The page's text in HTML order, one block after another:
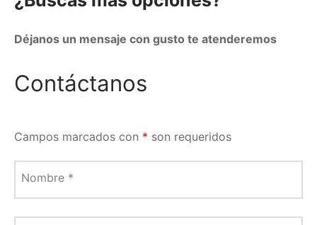
Déjanos un mensaje con gusto te atenderemos
Contáctanos
Campos marcados con * son requeridos
Nombre *